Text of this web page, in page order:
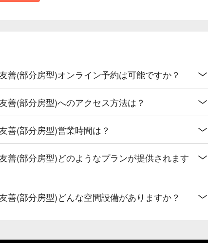
善(部分房型)オンライン予約は可能ですか？
善(部分房型)へのアクセス方法は？
善(部分房型)営業時間は？
善(部分房型)どのようなプランが提供されます
善(部分房型)どんな空間設備がありますか？